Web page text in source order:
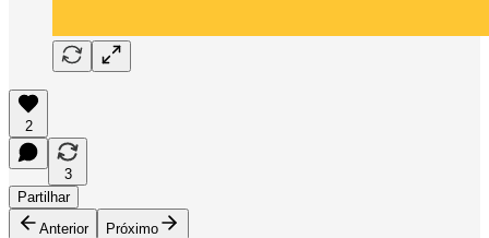
2
3
Partilhar
Anterior
Próximo